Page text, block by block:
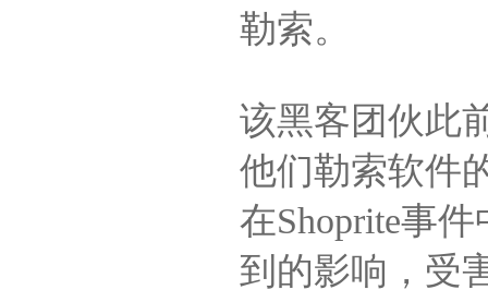
勒索。
该黑客团伙此
他们勒索软件
在Shoprite事
到的影响，受